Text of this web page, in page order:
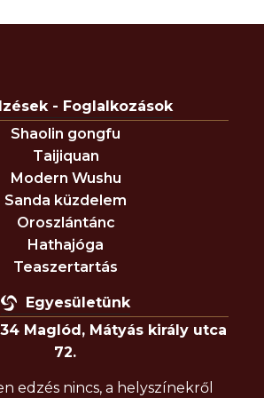
- Foglalkozások
Shaolin gongfu
Taijiquan
Modern Wushu
Sanda küzdelem
Oroszlántánc
Hathajóga
Teaszertartás
Egyesületünk
Maglód, Mátyás király utca
72.
edzés nincs, a helyszínekről